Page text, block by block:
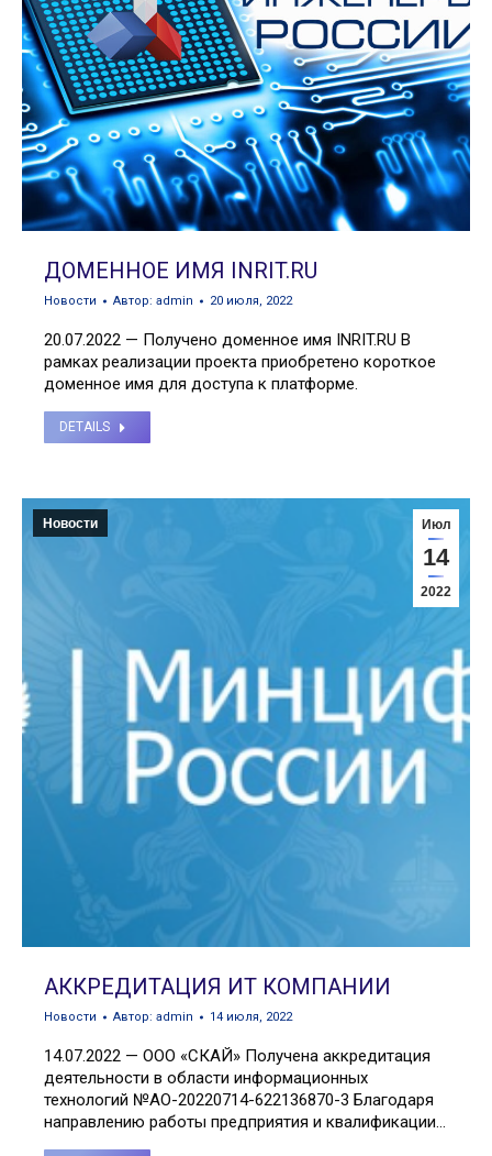
ДОМЕННОЕ ИМЯ INRIT.RU
Новости Автор: admin 20 июля, 2022
20.07.2022 — Получено доменное имя INRIT.RU В
рамках реализации проекта приобретено короткое
доменное имя для доступа к платформе.
DETAILS
Июл
14
2022
Новости
АККРЕДИТАЦИЯ ИТ КОМПАНИИ
Новости Автор: admin 14 июля, 2022
14.07.2022 — ООО «СКАЙ» Получена аккредитация
деятельности в области информационных
технологий №АО-20220714-622136870-3 Благодаря
направлению работы предприятия и квалификации…